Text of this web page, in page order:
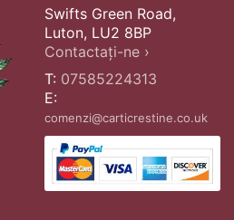
Swifts Green Road,
Luton, LU2 8BP
Contactați-ne ›
T: 07585224313
E:
comenzi@carticrestine.co.uk